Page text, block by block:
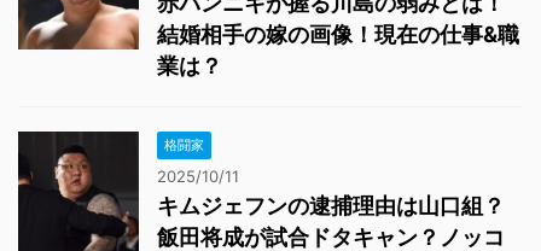
結婚相手の嫁の画像！現在の仕事&職
業は？
格闘家
2025/10/11
キムジェフンの逮捕理由は山口組？
飯田将成が試合ドタキャン？ノッコ